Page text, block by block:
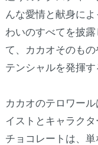
んな愛情と献身に
わいのすべてを披
て、カカオそのも
テンシャルを発揮す
カカオのテロワー
イストとキャラクタ
チョコレートは、